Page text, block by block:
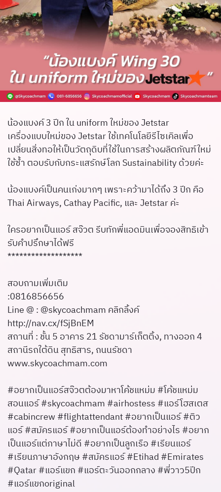
น้องแบงค์ 3 ปีก ใน uniform ใหม่ของ Jetstar
เครื่องแบบใหม่ของ Jetstar ใช้เทคโนโลยีรีไซเคิลเพื่อ
เปลี่ยนสิ่งทอให้เป็นวัตถุดิบที่ใช้ในการสร้างผลิตภัณฑ์ใหม่
ใช้ซ้ำ ตอบรับกับกระแสรักษ์โลก Sustainability ด้วยค่ะ
น้องแบงค์เป็นคนเก่งมากๆ เพราะคว้ามาได้ถึง 3 ปีก คือ
Thai Airways, Cathay Pacific, และ Jetstar ค่ะ
ใครอยากเป็นแอร์ สจ๊วต รีบทักพี่แอดมินเพื่อจองสิทธิเข้า
รับคำปรึกษาได้ฟรี
*******************
สอบถามเพิ่มเติม
:0816856656
Line @ : @skycoachmam คลิกลิ้งค์
http://nav.cx/fSjBnEM
สถานที่ : ชั้น 5 อาคาร 21 รัชดามาร์เก็ตติ้ง, ทางออก 4
สถานีรถใต้ดิน สุทธิสาร, ถนนรัชดา
www.skycoachmam.com
#อยากเป็นแอร์สจ๊วตต้องมาหาโค้ชแหม่ม #โค้ชแหม่ม
สอนแอร์ #skycoachmam #airhostess #แอร์โฮสเตส
#cabincrew #flightattendant #อยากเป็นแอร์ #ติว
แอร์ #สมัครแอร์ #อยากเป็นแอร์ต้องทำอย่างไร #อยาก
เป็นแอร์แต่ภาษาไม่ดี #อยากเป็นลูกเรือ #เรียนแอร์
#เรียนภาษาอังกฤษ #สมัครแอร์ #Etihad #Emirates
#Qatar #แอร์แขก #แอร์ตะวันออกกลาง #พี่วาว5ปีก
#แอร์แขกoriginal